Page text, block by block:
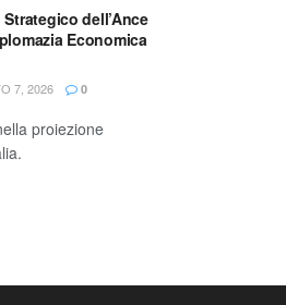
dell’Ance
Economica
7, 2026 0
proiezione